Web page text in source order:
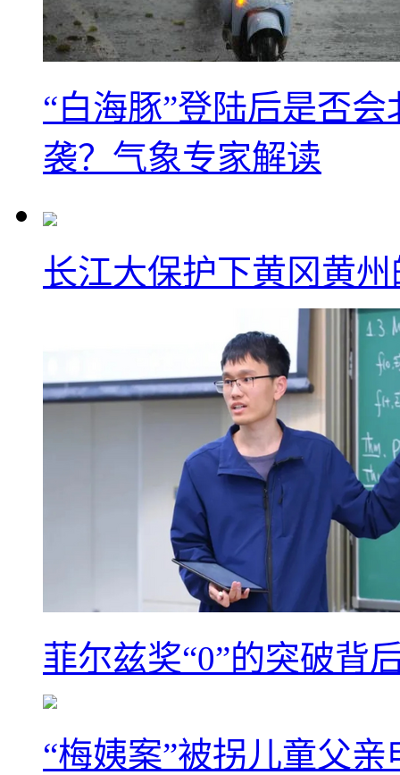
“白海豚”登陆后是否
袭？气象专家解读
长江大保护下黄冈黄
菲尔兹奖“0”的突破背
“梅姨案”被拐儿童父